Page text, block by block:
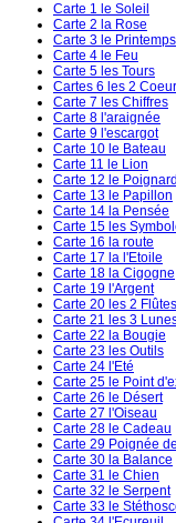
Carte 1 le Soleil
Carte 2 la Rose
Carte 3 le Printemps
Carte 4 le Feu
Carte 5 les Tours
Cartes 6 les 2
Carte 7 les Chiffres
Carte 8 l'araignée
Carte 9 l'escargot
Carte 10 le Bateau
Carte 11 le Lion
Carte 12 le Poignard
Carte 13 le Papillon
Carte 14 la Pensée
Carte 15 les
Carte 16 la route
Carte 17 la l'Etoile
Carte 18 la Cigogne
Carte 19 l'Argent
Carte 20 les 2 Flûtes
Carte 21 les 3
Carte 22 la Bougie
Carte 23 les Outils
Carte 24 l'Eté
Carte 25 le Point
Carte 26 le Désert
Carte 27 l'Oiseau
Carte 28 le Cadeau
Carte 29 Poignée
Carte 30 la Balance
Carte 31 le Chien
Carte 32 le Serpent
Carte 33 le